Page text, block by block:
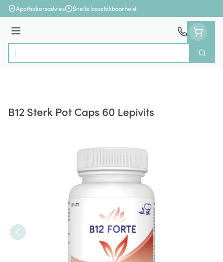
Ga naar de inhoud
Apothekersadvies Snelle beschikbaarheid
Menu
Product, merk, categorie...
Zoek
B12 Sterk Pot Caps 60 Lepivits